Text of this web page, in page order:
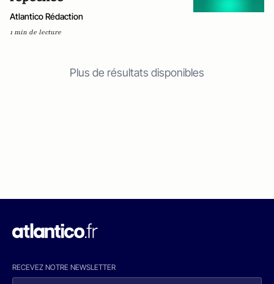
Atlantico Rédaction
1 min de lecture
Plus de résultats disponibles
RECEVEZ NOTRE NEWSLETTER